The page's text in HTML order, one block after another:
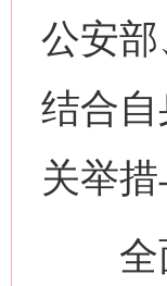
公安
结合
关举措
全面